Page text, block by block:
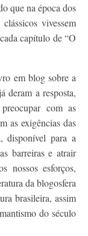
que na época dos
vivessem
capítulo de “O
em blog sobre a
deram a resposta,
com as
as exigências das
disponível para a
barreiras e atrair
nossos esforços,
da blogosfera
brasileira, assim
do século